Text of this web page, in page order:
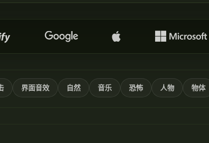
界面音效 自然 音乐 恐怖 人物 物体